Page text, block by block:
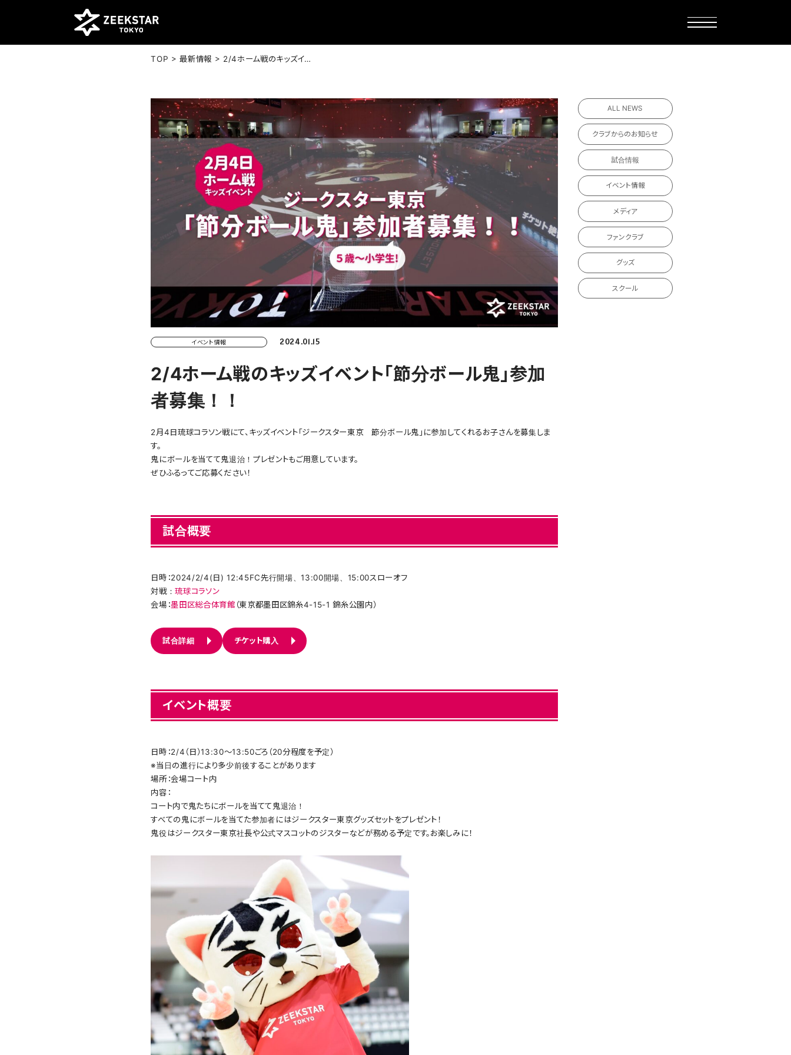
TOP >最新情報 > 2/4ホーム戦のキッズイベント「節分ボール鬼」参加者募集！！
イベント情報 2024.01.15
2/4ホーム戦のキッズイベント「節分ボール鬼」参加
者募集！！
2月4日琉球コラソン戦にて、キッズイベント「ジークスター東京 節分ボール鬼」に参加してくれるお子さんを募集しま
す。
鬼にボールを当てて鬼退治！プレゼントもご用意しています。
ぜひふるってご応募ください！
試合概要
日時：2024/2/4(日) 12:45FC先行開場、13:00開場、15:00スローオフ
対戦：琉球コラソン
会場：墨田区総合体育館 （東京都墨田区錦糸4-15-1 錦糸公園内）
試合詳細 チケット購入
イベント概要
日時：2/4（日）13:30～13:50ごろ（20分程度を予定）
※当日の進行により多少前後することがあります
場所：会場コート内
内容：
コート内で鬼たちにボールを当てて鬼退治！
すべての鬼にボールを当てた参加者にはジークスター東京グッズセットをプレゼント！
鬼役はジークスター東京社長や公式マスコットのジスターなどが務める予定です。お楽しみに！
ALL NEWS
クラブからのお知らせ
試合情報
イベント情報
メディア
ファンクラブ
グッズ
スクール